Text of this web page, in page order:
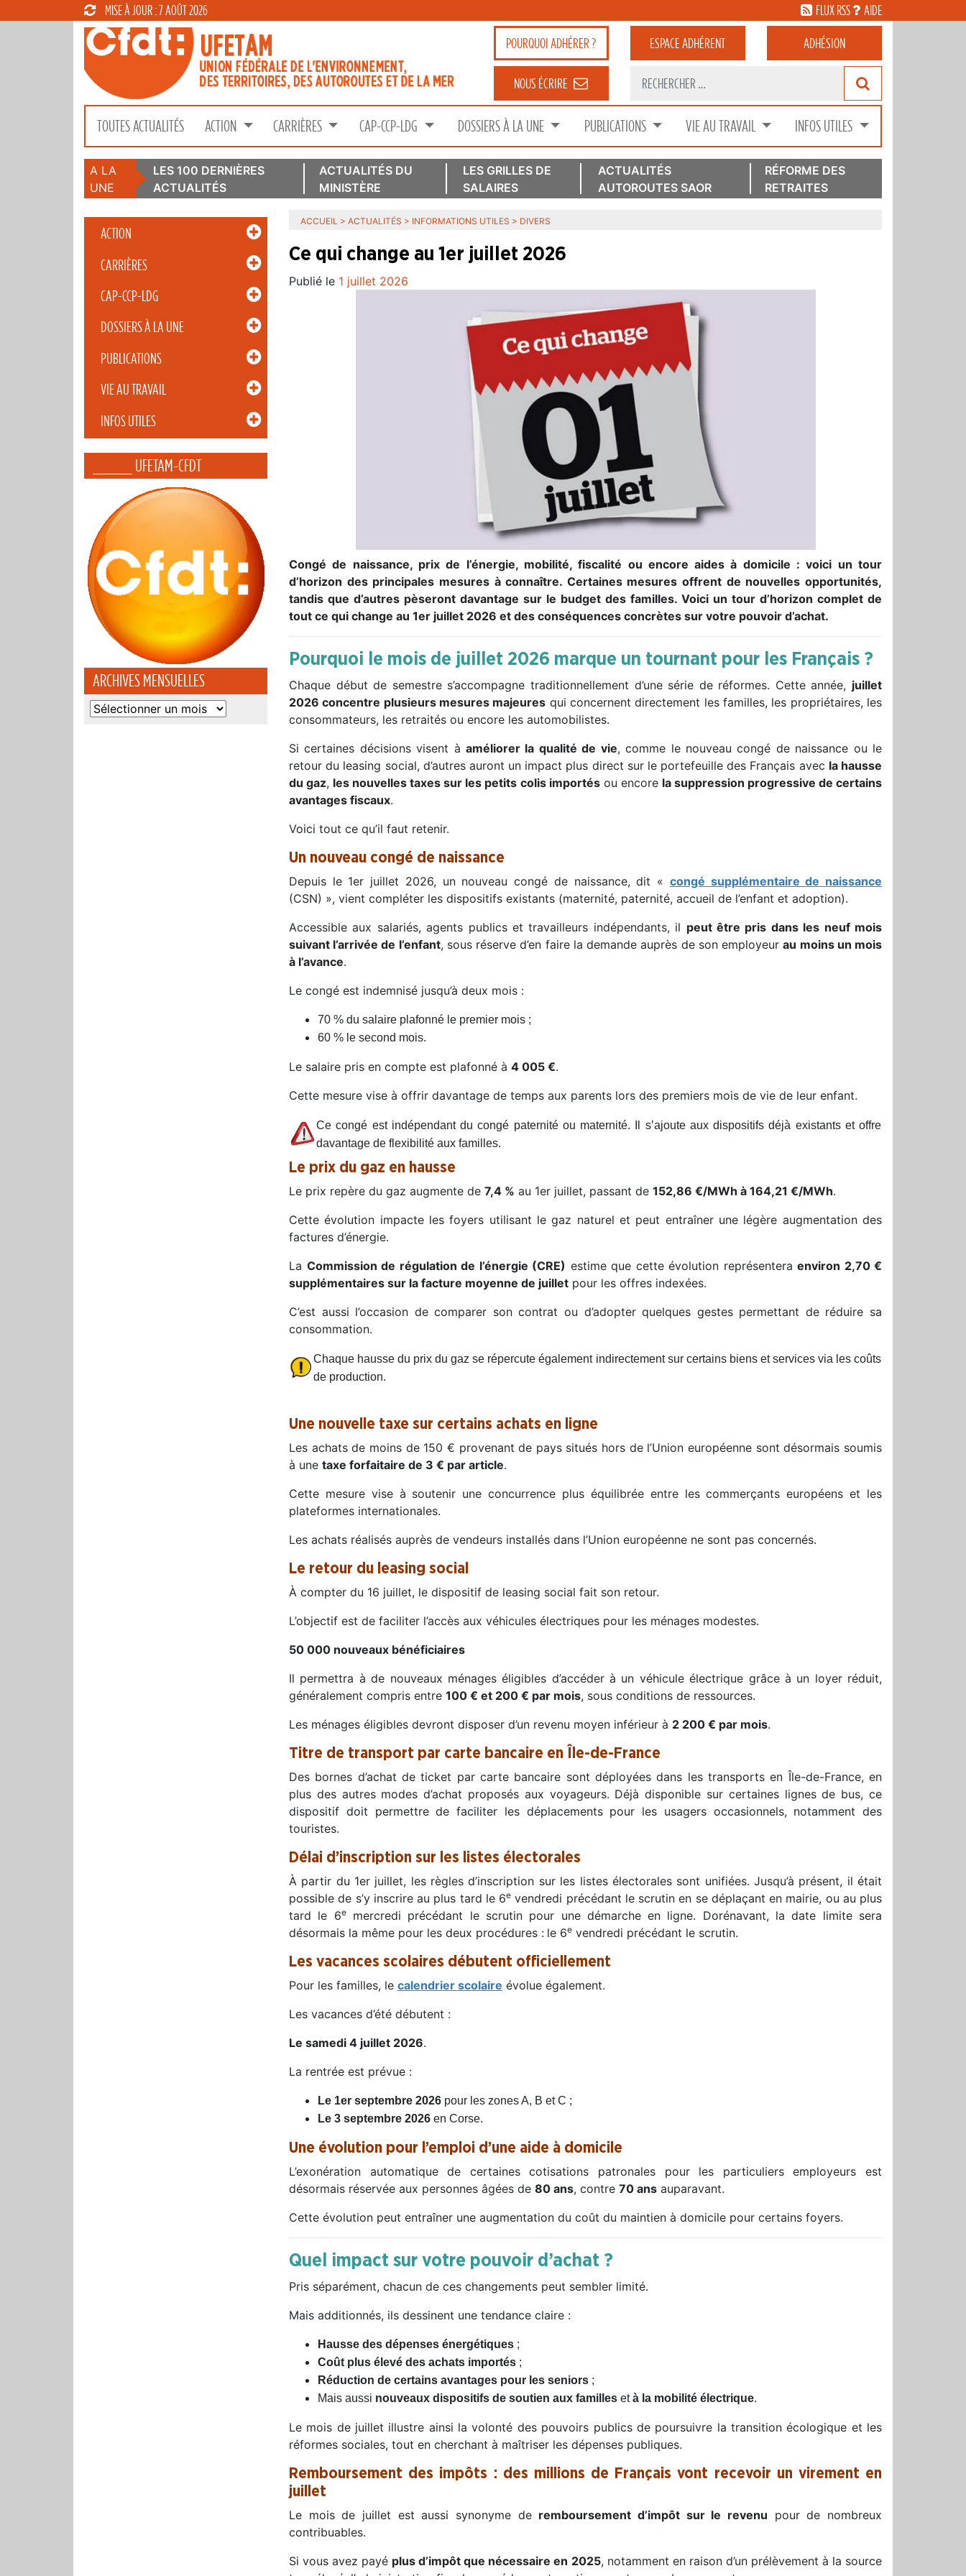
MISE À JOUR : 7 AOÛT 2026 FLUX RSS AIDE
POURQUOIADHÉRER ? ESPACEADHÉRENT ADHÉSION
NOUS ÉCRIRE
TOUTES ACTUALITÉS ACTION CARRIÈRES CAP-CCP-LDG DOSSIERS À LA UNE PUBLICATIONS VIE AU TRAVAIL INFOS UTILES
A LA
UNE
LES 100 DERNIÈRES
ACTUALITÉS
ACTUALITÉS DU
MINISTÈRE
LES GRILLES DE
SALAIRES
ACTUALITÉS
AUTOROUTES SAOR
RÉFORME DES
RETRAITES
ACTION
CARRIÈRES
CAP-CCP-LDG
DOSSIERS À LA UNE
PUBLICATIONS
VIE AU TRAVAIL
INFOS UTILES
_____ UFETAM-CFDT
ARCHIVES MENSUELLES
Archives
ACCUEIL > ACTUALITÉS > INFORMATIONS UTILES > DIVERS
Ce qui change au 1er juillet 2026
Publié le 1 juillet 2026
Congé de naissance, prix de l’énergie, mobilité, fiscalité ou encore aides à domicile : voici un tour
d’horizon des principales mesures à connaître. Certaines mesures offrent de nouvelles opportunités,
tandis que d’autres pèseront davantage sur le budget des familles. Voici un tour d’horizon complet de
tout ce qui change au 1er juillet 2026 et des conséquences concrètes sur votre pouvoir d’achat.
Pourquoi le mois de juillet 2026 marque un tournant pour les Français ?
Chaque début de semestre s’accompagne traditionnellement d’une série de réformes. Cette année, juillet
2026 concentre plusieurs mesures majeures qui concernent directement les familles, les propriétaires, les
consommateurs, les retraités ou encore les automobilistes.
Si certaines décisions visent àaméliorer la qualité de vie, comme le nouveau congé de naissance ou le
retour du leasing social, d’autres auront un impact plus direct sur le portefeuille des Français avec la hausse
du gaz, les nouvelles taxes sur les petits colis importésou encore la suppression progressive de certains
avantages fiscaux.
Voici tout ce qu’il faut retenir.
Un nouveau congé de naissance
Depuis le 1er juillet 2026, un nouveau congé de naissance, dit « congé supplémentaire de naissance
(CSN) », vient compléter les dispositifs existants (maternité, paternité, accueil de l’enfant et adoption).
Accessible aux salariés, agents publics et travailleurs indépendants, il peut être pris dans les neuf mois
suivant l’arrivée de l’enfant, sous réserve d’en faire la demande auprès de son employeurau moins un mois
à l’avance.
Le congé est indemnisé jusqu’à deux mois :
70 % du salaire plafonné le premier mois ;
60 % le second mois.
Le salaire pris en compte est plafonné à 4 005 €.
Cette mesure vise à offrir davantage de temps aux parents lors des premiers mois de vie de leur enfant.
Ce congé est indépendant du congé paternité ou maternité. Il s’ajoute aux dispositifs déjà existants et offre
davantage de flexibilité aux familles.
Le prix du gaz en hausse
Le prix repère du gaz augmente de 7,4 % au 1er juillet, passant de 152,86 €/MWh à 164,21 €/MWh.
Cette évolution impacte les foyers utilisant le gaz naturel et peut entraîner une légère augmentation des
factures d’énergie.
La Commission de régulation de l’énergie (CRE) estime que cette évolution représentera environ 2,70 €
supplémentaires sur la facture moyenne de juillet pour les offres indexées.
C’est aussi l’occasion de comparer son contrat ou d’adopter quelques gestes permettant de réduire sa
consommation.
Chaque hausse du prix du gaz se répercute également indirectement sur certains biens et services via les coûts
de production.
Une nouvelle taxe sur certains achats en ligne
Les achats de moins de 150 € provenant de pays situés hors de l’Union européenne sont désormais soumis
à une taxe forfaitaire de 3 € par article.
Cette mesure vise à soutenir une concurrence plus équilibrée entre les commerçants européens et les
plateformes internationales.
Les achats réalisés auprès de vendeurs installés dans l’Union européenne ne sont pas concernés.
Le retour du leasing social
À compter du 16 juillet, le dispositif de leasing social fait son retour.
L’objectif est de faciliter l’accès aux véhicules électriques pour les ménages modestes.
50 000 nouveaux bénéficiaires
Il permettra à de nouveaux ménages éligibles d’accéder à un véhicule électrique grâce à un loyer réduit,
généralement compris entre 100 € et 200 € par mois, sous conditions de ressources.
Les ménages éligibles devront disposer d’un revenu moyen inférieur à 2 200 € par mois.
Titre de transport par carte bancaire en Île-de-France
Des bornes d’achat de ticket par carte bancaire sont déployées dans les transports en Île-de-France, en
plus des autres modes d’achat proposés aux voyageurs. Déjà disponible sur certaines lignes de bus, ce
dispositif doit permettre de faciliter les déplacements pour les usagers occasionnels, notamment des
touristes.
Délai d’inscription sur les listes électorales
À partir du 1er juillet, les règles d’inscription sur les listes électorales sont unifiées. Jusqu’à présent, il était
possible de s’y inscrire au plus tard le 6e vendredi précédant le scrutin en se déplaçant en mairie, ou au plus
tard le 6emercredi précédant le scrutin pour une démarche en ligne. Dorénavant, la date limite sera
désormais la même pour les deux procédures : le 6e vendredi précédant le scrutin.
Les vacances scolaires débutent officiellement
Pour les familles, le calendrier scolaire évolue également.
Les vacances d’été débutent :
Le samedi 4 juillet 2026.
La rentrée est prévue :
Le 1er septembre 2026 pour les zones A, B et C ;
Le 3 septembre 2026 en Corse.
Une évolution pour l’emploi d’une aide à domicile
L’exonération automatique de certaines cotisations patronales pour les particuliers employeurs est
désormais réservée aux personnes âgées de 80 ans, contre 70 ans auparavant.
Cette évolution peut entraîner une augmentation du coût du maintien à domicile pour certains foyers.
Quel impact sur votre pouvoir d’achat ?
Pris séparément, chacun de ces changements peut sembler limité.
Mais additionnés, ils dessinent une tendance claire :
Hausse des dépenses énergétiques ;
Coût plus élevé des achats importés ;
Réduction de certains avantages pour les seniors ;
Mais aussi nouveaux dispositifs de soutien aux familles età la mobilité électrique.
Le mois de juillet illustre ainsi la volonté des pouvoirs publics de poursuivre la transition écologique et les
réformes sociales, tout en cherchant à maîtriser les dépenses publiques.
Remboursement des impôts : des millions de Français vont recevoir un virement en
juillet
Le mois de juillet est aussi synonyme de remboursement d’impôt sur le revenu pour de nombreux
contribuables.
Si vous avez payé plus d’impôt que nécessaire en 2025, notamment en raison d’un prélèvement à la source